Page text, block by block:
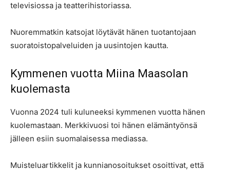
televisiossa ja teatterihistoriassa.
Nuoremmatkin katsojat löytävät hänen tuotantojaan
suoratoistopalveluiden ja uusintojen kautta.
Kymmenen vuotta Miina Maasolan
kuolemasta
Vuonna 2024 tuli kuluneeksi kymmenen vuotta hänen
kuolemastaan. Merkkivuosi toi hänen elämäntyönsä
jälleen esiin suomalaisessa mediassa.
Muisteluartikkelit ja kunnianosoitukset osoittivat, että